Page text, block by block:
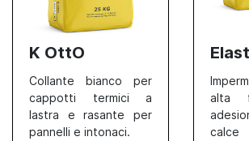
K OttO
Collante bianco per
cappotti termici a
lastra e rasante per
pannelli e intonaci.
alta